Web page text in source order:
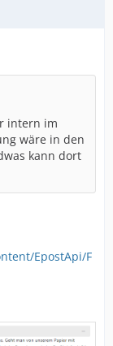
intern im
wäre in den
kann dort
EpostApi/F